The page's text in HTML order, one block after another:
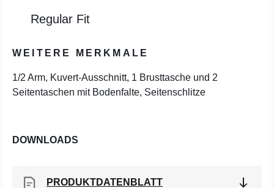
Regular Fit
WEITERE MERKMALE
1/2 Arm, Kuvert-Ausschnitt, 1 Brusttasche und 2
Seitentaschen mit Bodenfalte, Seitenschlitze
DOWNLOADS
PRODUKTDATENBLATT